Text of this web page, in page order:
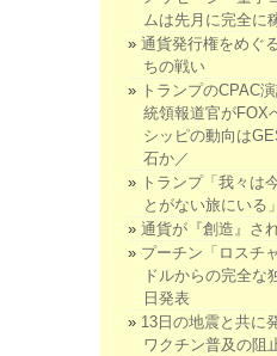
ムは先月に完全に
通貨発行権をめぐ
ちの戦い
トランプのCPAC
統領報道官がFOX
シッピの動向は
石か／
トランプ「我々は
とがない旅にいる」
通貨が『創造』さ
プーチン「ロスチ
ドルからの完全な
日発表
13日の地震と共に
ワクチン普及の阻